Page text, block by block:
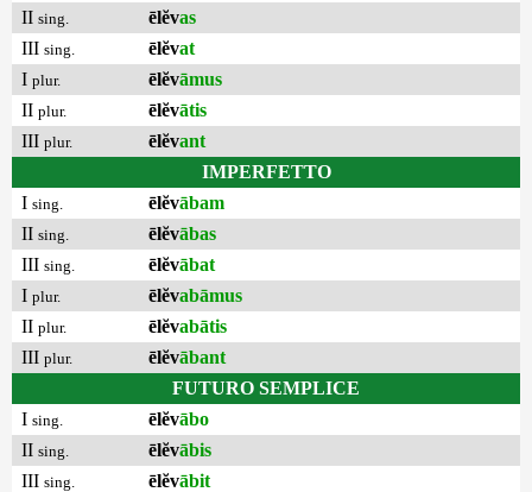
II sing. ēlĕvas
III sing. ēlĕvat
I plur. ēlĕvāmus
II plur. ēlĕvātis
III plur. ēlĕvant
IMPERFETTO
I sing. ēlĕvābam
II sing. ēlĕvābas
III sing. ēlĕvābat
I plur. ēlĕvabāmus
II plur. ēlĕvabātis
III plur. ēlĕvābant
FUTURO SEMPLICE
I sing. ēlĕvābo
II sing. ēlĕvābis
III sing. ēlĕvābit